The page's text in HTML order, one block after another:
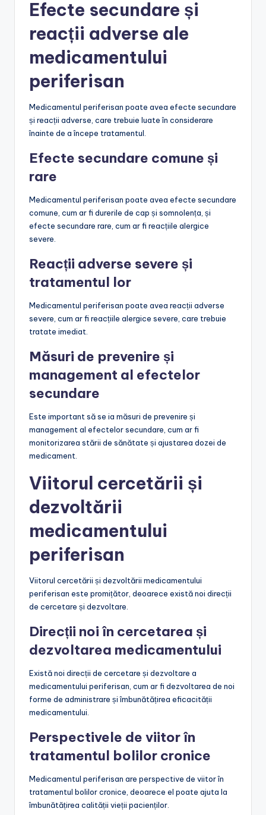
Efecte secundare și
reacții adverse ale
medicamentului
periferisan
Medicamentul periferisan poate avea efecte secundare
și reacții adverse, care trebuie luate în considerare
înainte de a începe tratamentul.
Efecte secundare comune și
rare
Medicamentul periferisan poate avea efecte secundare
comune, cum ar fi durerile de cap și somnolența, și
efecte secundare rare, cum ar fi reacțiile alergice
severe.
Reacții adverse severe și
tratamentul lor
Medicamentul periferisan poate avea reacții adverse
severe, cum ar fi reacțiile alergice severe, care trebuie
tratate imediat.
Măsuri de prevenire și
management al efectelor
secundare
Este important să se ia măsuri de prevenire și
management al efectelor secundare, cum ar fi
monitorizarea stării de sănătate și ajustarea dozei de
medicament.
Viitorul cercetării și
dezvoltării
medicamentului
periferisan
Viitorul cercetării și dezvoltării medicamentului
periferisan este promițător, deoarece există noi direcții
de cercetare și dezvoltare.
Direcții noi în cercetarea și
dezvoltarea medicamentului
Există noi direcții de cercetare și dezvoltare a
medicamentului periferisan, cum ar fi dezvoltarea de noi
forme de administrare și îmbunătățirea eficacității
medicamentului.
Perspectivele de viitor în
tratamentul bolilor cronice
Medicamentul periferisan are perspective de viitor în
tratamentul bolilor cronice, deoarece el poate ajuta la
îmbunătățirea calității vieții pacienților.